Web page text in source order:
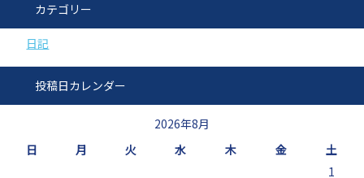
カテゴリー
日記
投稿日カレンダー
2026年8月
日
月 火 水 木 金
土
1